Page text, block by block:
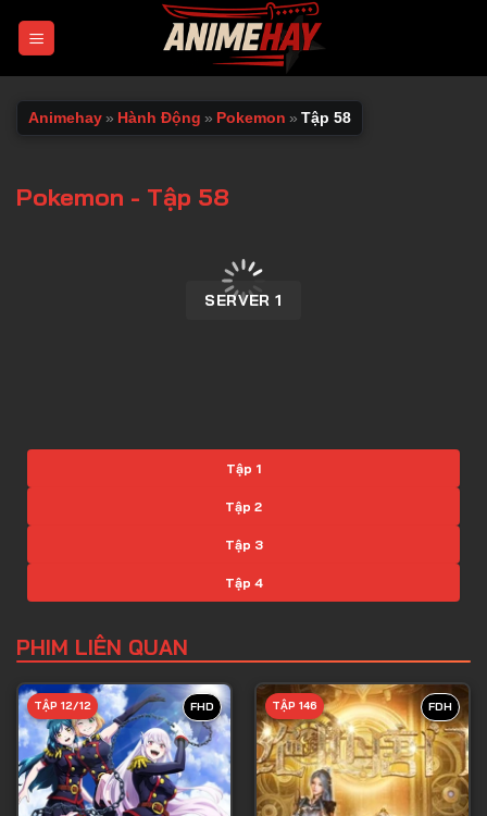
Animehay » Hành Động » Pokemon » Tập 58
Pokemon - Tập 58
SERVER 1
Tập 1
Tập 2
Tập 3
Tập 4
Tập 6
Tập 8
Tập 9
Tập 10
PHIM LIÊN QUAN
FHD
TẬP 12/12 FDH
TẬP 146